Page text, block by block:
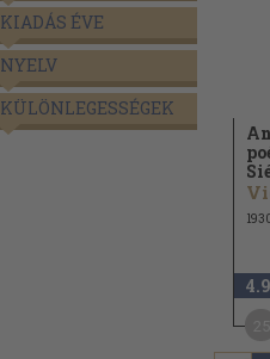
KIADÁS ÉVE
NYELV
KÜLÖNLEGESSÉGEK